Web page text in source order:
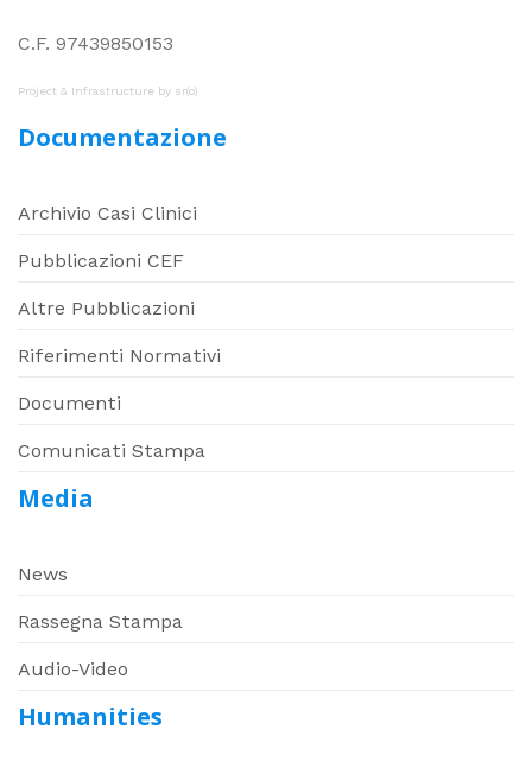
C.F. 97439850153
Project & Infrastructure by sr(o)
Documentazione
Archivio Casi Clinici
Pubblicazioni CEF
Altre Pubblicazioni
Riferimenti Normativi
Documenti
Comunicati Stampa
Media
News
Rassegna Stampa
Audio-Video
Humanities